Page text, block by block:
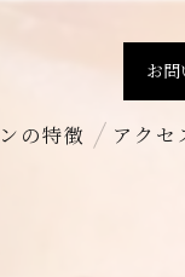
お
の特徴 アクセ